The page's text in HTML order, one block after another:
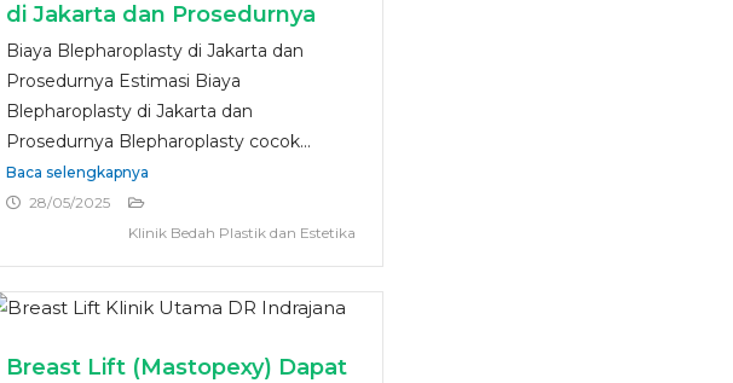
di Jakarta dan Prosedurnya
Biaya Blepharoplasty di Jakarta dan
Prosedurnya Estimasi Biaya
Blepharoplasty di Jakarta dan
Prosedurnya Blepharoplasty cocok...
Baca selengkapnya
28/05/2025
Klinik Bedah Plastik dan Estetika
Breast Lift (Mastopexy) Dapat